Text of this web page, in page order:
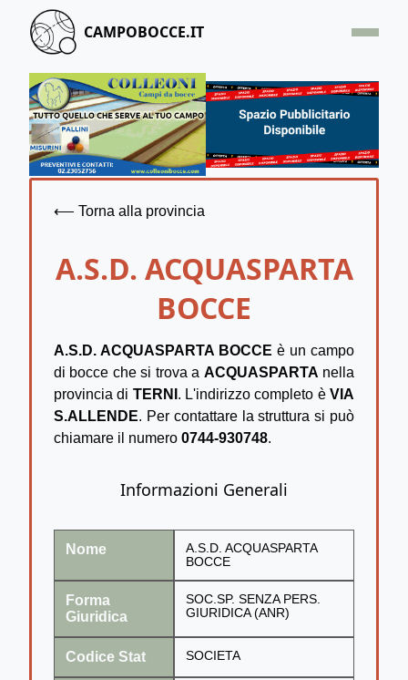
CAMPOBOCCE.IT
HOME
OFFERTA
SEGNALA UN CAMPO
⟵ Torna alla provincia
A.S.D. ACQUASPARTA
BOCCE
A.S.D. ACQUASPARTA BOCCE è un campo
di bocce che si trova a ACQUASPARTA nella
provincia di TERNI . L'indirizzo completo èVIA
S.ALLENDE. Per contattare la struttura si può
chiamare il numero 0744-930748.
Informazioni Generali
Nome
A.S.D. ACQUASPARTA
BOCCE
Forma
Giuridica
SOC.SP. SENZA PERS.
GIURIDICA (ANR)
Codice Stat SOCIETA